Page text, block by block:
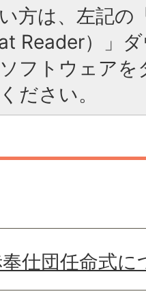
方は、左記の
Reader）」
フトウェア
ださい。
仕団任命式に